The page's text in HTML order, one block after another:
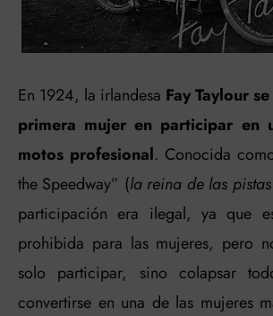
En 1924, la irlandesa Fay Taylour
primera mujer en participar en
motos profesional. Conocida
the Speedway” (la reina de las
participación era ilegal, ya que
prohibida para las mujeres, pero
solo participar, sino colapsar
convertirse en una de las mujeres